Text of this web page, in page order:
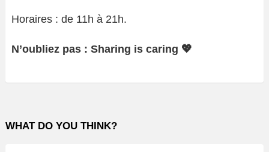
Horaires : de 11h à 21h.
N’oubliez pas : Sharing is caring 💖
WHAT DO YOU THINK?